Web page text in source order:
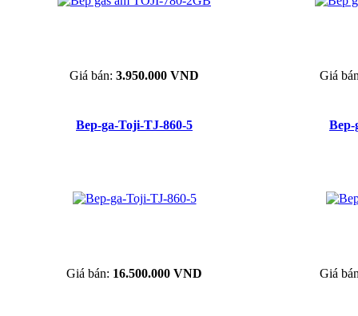
Giá bán: 3.950.000 VND Giá
Bep-ga-Toji-TJ-860-5
Giá bán: 16.500.000 VND
Bep-
Giá